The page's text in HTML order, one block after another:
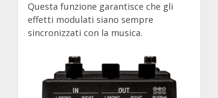
Questa funzione garantisce che gli
effetti modulati siano sempre
sincronizzati con la musica.